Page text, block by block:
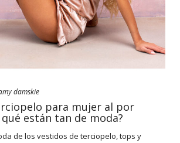
damskie
para mujer al por
están tan de moda?
de los vestidos de terciopelo, tops y